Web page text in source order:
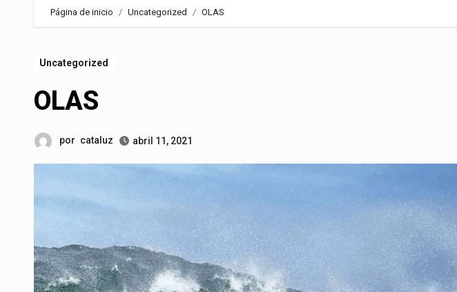
Página de inicio Uncategorized OLAS
Uncategorized
OLAS
por cataluz abril 11, 2021